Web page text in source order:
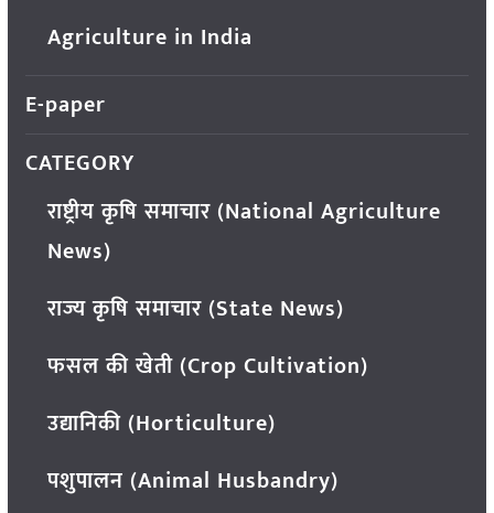
Agriculture in India
E-paper
CATEGORY
राष्ट्रीय कृषि समाचार (National Agriculture
News)
राज्य कृषि समाचार (State News)
फसल की खेती (Crop Cultivation)
उद्यानिकी (Horticulture)
पशुपालन (Animal Husbandry)